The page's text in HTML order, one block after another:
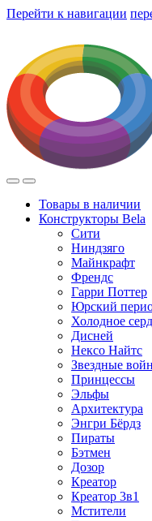
Перейти к навигации
Товары в наличии
Конструкторы Bela
Сити
Ниндзяго
Майнкрафт
Френдс
Гарри Поттер
Юрский
Холодное
Дисней
Нексо Найтс
Звездные
Принцессы
Эльфы
Архитектура
Энгри Бёрдз
Пираты
Бэтмен
Дозор
Креатор
Креатор 3в1
Мстители